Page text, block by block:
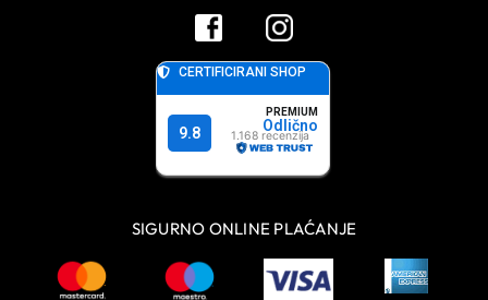
SIGURNO ONLINE PLAĆANJE